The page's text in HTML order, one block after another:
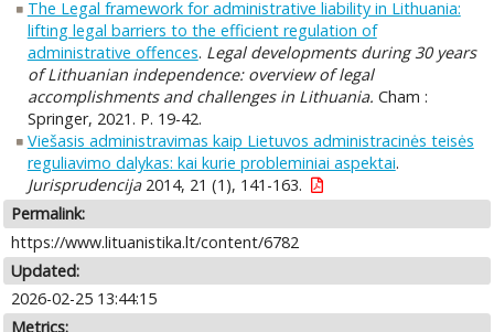
The Legal framework for administrative liability in Lithuania:
lifting legal barriers to the efficient regulation of
administrative offences. Legal developments during 30 years
of Lithuanian independence: overview of legal
accomplishments and challenges in Lithuania. Cham :
Springer, 2021. P. 19-42.
Viešasis administravimas kaip Lietuvos administracinės teisės
reguliavimo dalykas: kai kurie probleminiai aspektai.
Jurisprudencija2014, 21 (1), 141-163.
Permalink:
https://www.lituanistika.lt/content/6782
Updated:
2026-02-25 13:44:15
Metrics: